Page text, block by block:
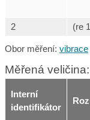
2 (re
Obor měření: vibrace
Měřená
Interní
identifikátor